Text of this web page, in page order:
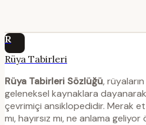
R
Rüya Tabirleri
Rüya Tabirleri Sözlüğü,
geleneksel kaynaklara
çevrimiçi ansiklopedidir. Merak
mı, hayırsız mı, ne anlama geliyor